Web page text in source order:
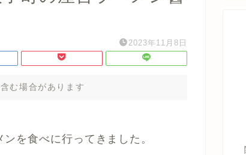
2023年11月8日
む場合があります
を食べに行ってきました。